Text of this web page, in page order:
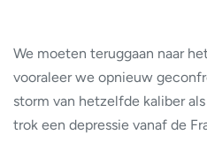
We moeten teruggaan naar
vooraleer we opnieuw
storm van hetzelfde kaliber
trok een depressie vanaf de